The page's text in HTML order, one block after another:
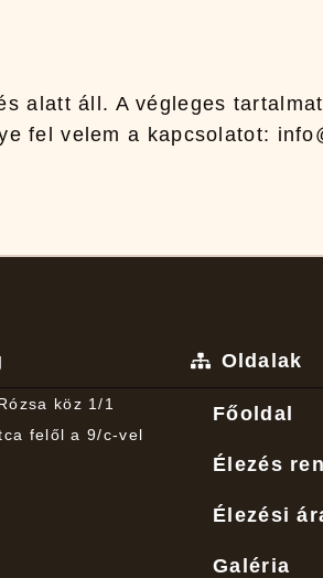
alatt áll. A végleges
fel velem a kapcsolatot:
köz 1/1
felől a 9/c-vel
Oldalak
Főoldal
Élezés
Élezési
Galéria